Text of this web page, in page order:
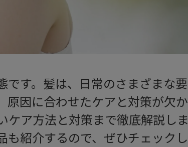
です。髪は、日常のさまざまな要
原因に合わせたケアと対策が欠か
ケア方法と対策まで徹底解説しま
も紹介するので、ぜひチェックし